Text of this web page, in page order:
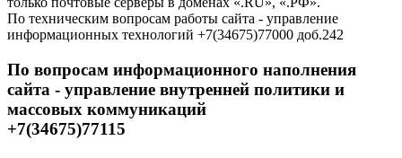
По техническим вопросам работы сайта - управление
информационных технологий +7(34675)77000 доб.242
По вопросам информационного наполнения
сайта - управление внутренней политики и
массовых коммуникаций
+7(34675)77115